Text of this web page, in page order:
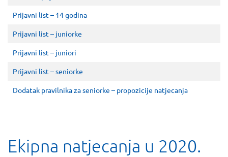
Prijavni list – 14 godina
Prijavni list – juniorke
Prijavni list – juniori
Prijavni list – seniorke
Dodatak pravilnika za seniorke – propozicije natjecanja
Ekipna natjecanja u 2020.